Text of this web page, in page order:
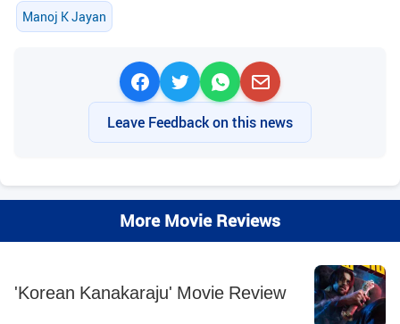
Manoj K Jayan
Leave Feedback on this news
More Movie Reviews
'Korean Kanakaraju' Movie Review